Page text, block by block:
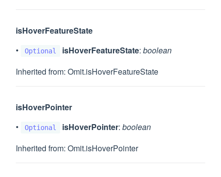
isHoverFeatureState
•
Optional isHoverFeatureState: boolean
Inherited from: Omit.isHoverFeatureState
isHoverPointer
•
Optional isHoverPointer: boolean
Inherited from: Omit.isHoverPointer